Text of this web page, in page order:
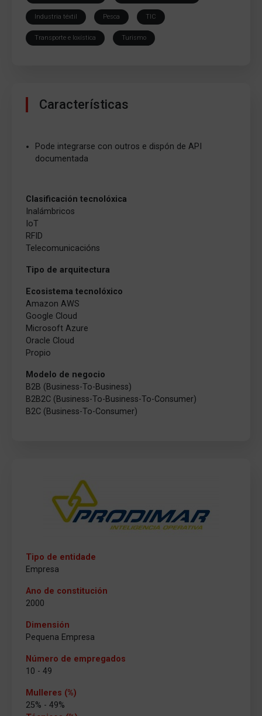
Industria téxtil Pesca TIC
Transporte e loxística Turismo
Características
Pode integrarse con outros e dispón de API
documentada
Clasificación tecnolóxica
Inalámbricos
IoT
RFID
Telecomunicacións
Tipo de arquitectura
Ecosistema tecnolóxico
Amazon AWS
Google Cloud
Microsoft Azure
Oracle Cloud
Propio
Modelo de negocio
B2B (Business-To-Business)
B2B2C (Business-To-Business-To-Consumer)
B2C (Business-To-Consumer)
Tipo de entidade
Empresa
Ano de constitución
2000
Dimensión
Pequena Empresa
Número de empregados
10 - 49
Mulleres (%)
25% - 49%